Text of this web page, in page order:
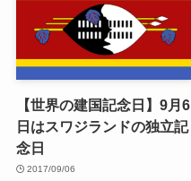
【世界の建国記念日】9月6
日はスワジランドの独立記
念日
2017/09/06